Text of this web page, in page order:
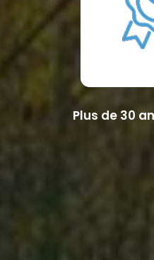
Plus de 30